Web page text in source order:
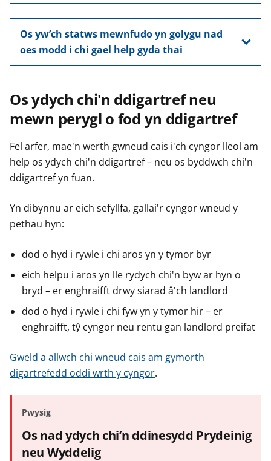
Os yw’ch statws mewnfudo yn golygu nad
oes modd i chi gael help gyda thai
Os ydych chi'n ddigartref neu
mewn perygl o fod yn ddigartref
Fel arfer, mae'n werth gwneud cais i'ch cyngor lleol am
help os ydych chi'n ddigartref – neu os byddwch chi'n
ddigartref yn fuan.
Yn dibynnu ar eich sefyllfa, gallai'r cyngor wneud y
pethau hyn:
dod o hyd i rywle i chi aros yn y tymor byr
eich helpu i aros yn lle rydych chi'n byw ar hyn o
bryd – er enghraifft drwy siarad â'ch landlord
dod o hyd i rywle i chi fyw yn y tymor hir – er
enghraifft, tŷ cyngor neu rentu gan landlord preifat
Gweld a allwch chi wneud cais am gymorth
digartrefedd oddi wrth y cyngor.
Pwysig
Os nad ydych chi’n ddinesydd Prydeinig
neu Wyddelig